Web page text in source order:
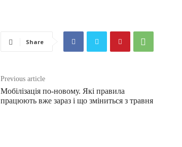
Share
Previous article
Мобілізація по-новому. Які правила
працюють вже зараз і що зміниться з травня